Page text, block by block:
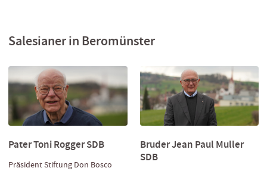
Salesianer in Beromünster
Pater Toni Rogger SDB
Präsident Stiftung Don Bosco
Bruder Jean Paul Muller
SDB